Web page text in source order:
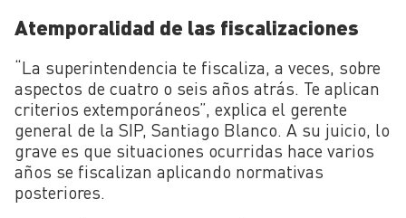
Atemporalidad de las fiscalizaciones
“La superintendencia te fiscaliza, a veces, sobre
aspectos de cuatro o seis años atrás. Te aplican
criterios extemporáneos”, explica el gerente
general de la SIP, Santiago Blanco. A su juicio, lo
grave es que situaciones ocurridas hace varios
años se fiscalizan aplicando normativas
posteriores.